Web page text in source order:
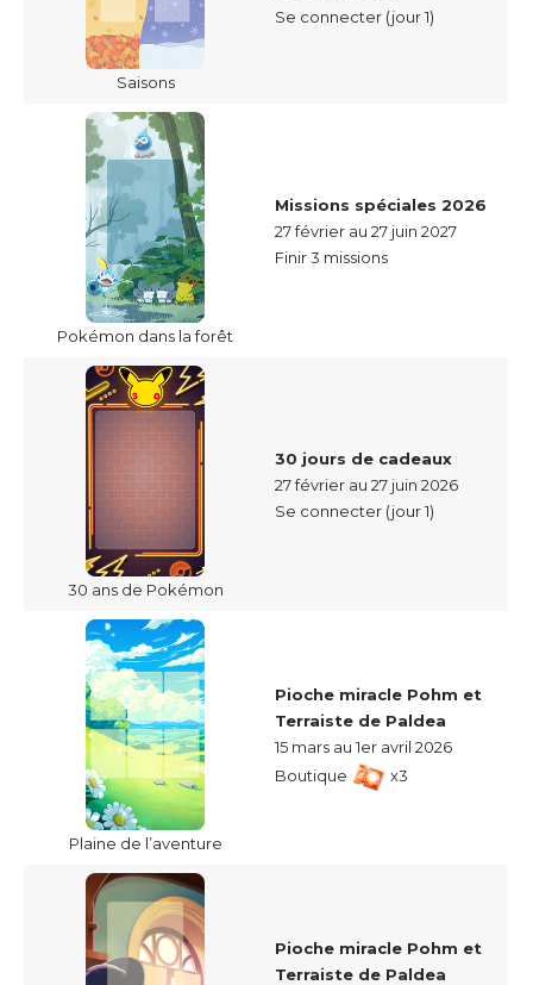
Saisons
Se connecter (jour 1)
Pokémon dans la forêt
Missions spéciales 2026
27 février au 27 juin 2027
Finir 3 missions
30 ans de Pokémon
30 jours de cadeaux
27 février au 27 juin 2026
Se connecter (jour 1)
Plaine de l’aventure
Pioche miracle Pohm et
Terraiste de Paldea
15 mars au 1er avril 2026
Boutique
x3
Pioche miracle Pohm et
Terraiste de Paldea